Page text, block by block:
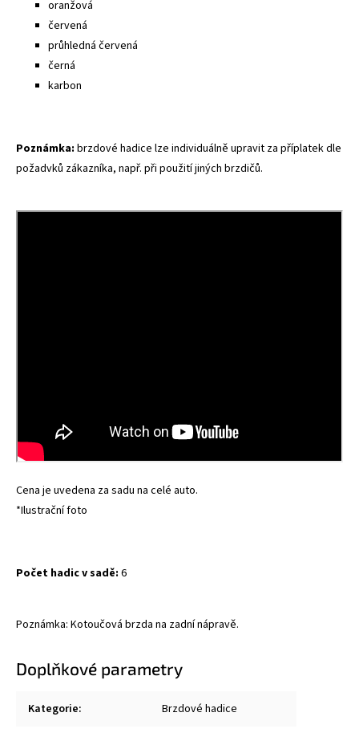
oranžová
červená
průhledná červená
černá
karbon
Poznámka: brzdové hadice lze individuálně upravit za příplatek dle
požadvků zákazníka, např. při použití jiných brzdičů.
Cena je uvedena za sadu na celé auto.
*Ilustrační foto
Počet hadic v sadě: 6
Poznámka: Kotoučová brzda na zadní nápravě.
Doplňkové parametry
Kategorie: Brzdové hadice